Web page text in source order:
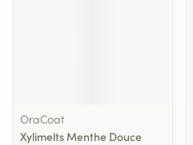
OraCoat
Xylimelts Menthe Douce